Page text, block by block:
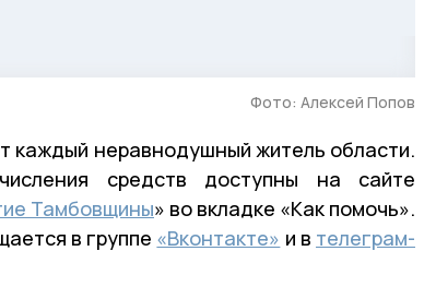
Фото: Алексей Попов
неравнодушный житель области.
средств доступны на сайте
Тамбовщины» во вкладке «Как помочь».
в группе «Вконтакте» и в телеграм-